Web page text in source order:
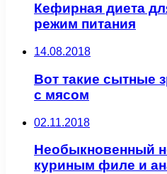
Кефирная диета
режим питания
14.08.2018
Вот такие сытные
с мясом
02.11.2018
Необыкновенный
куриным филе и